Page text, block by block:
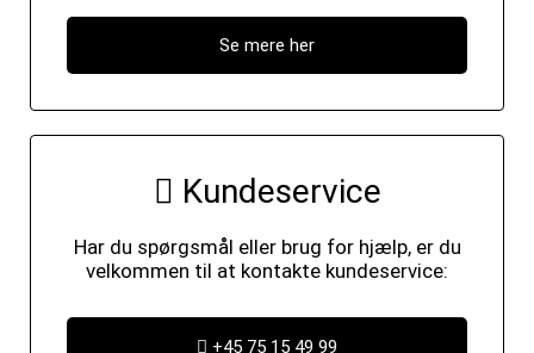
Se mere her
Kundeservice
Har du spørgsmål eller brug for hjælp, er du
velkommen til at kontakte kundeservice:
+45 75 15 49 99